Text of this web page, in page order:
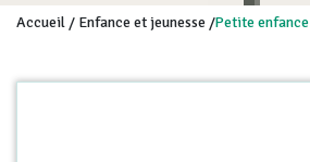
Accueil / Enfance et jeunesse /Petite enfance